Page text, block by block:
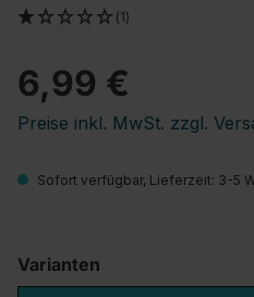
6,99 €
Preise inkl. MwSt. zzgl.
(1)
Sofort verfügbar, Lieferzeit: 3-5
Varianten